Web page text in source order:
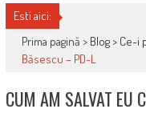
Esti aici:
Prima pagină > Blog> Ce-i
Băsescu – PD-L
CUM AM SALVAT EU